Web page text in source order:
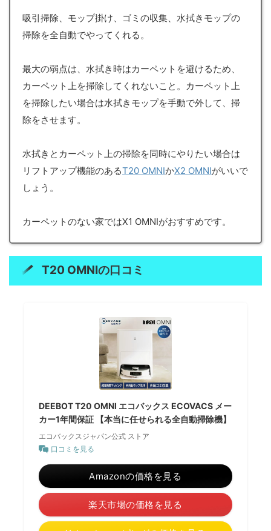
吸引掃除、モップ掛け、ゴミの収集、水拭きモップの
掃除を全自動でやってくれる。
最大の弱点は、水拭き時はカーペットを避けるため、
カーペット上を掃除してくれないこと。カーペット上
を掃除したい場合は水拭きモップを手動で外して、掃
除をさせます。
水拭きとカーペット上の掃除を同時にやりたい場合は
リフトアップ機能のあるT20 OMNIかX2 OMNIがいいで
しょう。
カーペットのない家ではX1 OMNIがおすすめです。
T20 OMNIの口コミ
DEEBOT T20 OMNI エコバックス ECOVACS メー
カー1年間保証 【本当に任せられる全自動掃除機】
エコバックスジャパン公式 ストア
口コミを見る
Amazonの価格を見る
楽天市場の価格を見る